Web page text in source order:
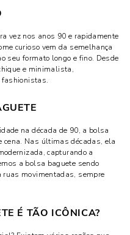
vez nos anos 90 e rapidamente
curioso vem da semelhança
seu formato longo e fino. Desde
e minimalista,
fashionistas.
na década de 90, a bolsa
cena. Nas últimas décadas, ela
capturando a
a bolsa baguete sendo
movimentadas, sempre
É TÃO ICÔNICA?